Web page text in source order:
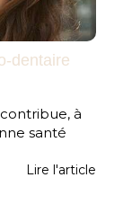
dentaire
à
santé
Lire l'article